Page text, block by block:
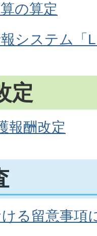
の算定
システム「
定
報酬改定
る留意事項